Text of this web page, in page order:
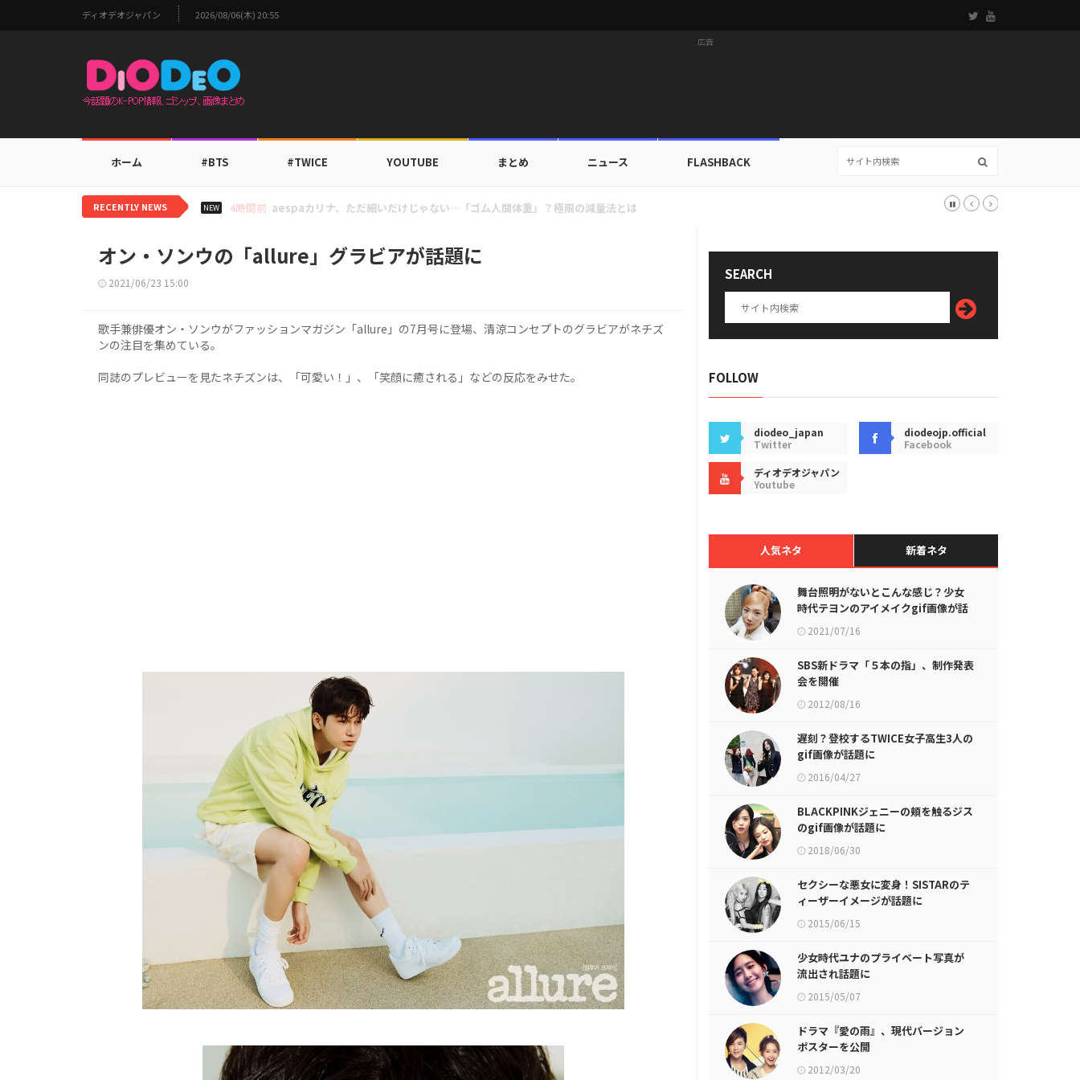
ディオデオジャパン 2026/08/06(木) 20:55
広告
ホーム #BTS #TWICE YOUTUBE まとめ ニュース FLASHBACK
RECENTLY NEWS NEW 6時間前 TWICEモモ、家族にワールドツアーの旅行費用全額サポート！22カ国・64都市以上
オン・ソンウの「allure」グラビアが話題に
2021/06/23 15:00
歌手兼俳優オン・ソンウがファッションマガジン「allure」の7月号に登場、清涼コンセプトのグラビアがネチズ
ンの注目を集めている。
同誌のプレビューを見たネチズンは、「可愛い！」、「笑顔に癒される」などの反応をみせた。
SEARCH
FOLLOW
diodeo_japan
Twitter
diodeojp.official
Facebook
ディオデオジャパン
Youtube
人気ネタ 新着ネタ
舞台照明がないとこんな感じ？少女
時代テヨンのアイメイクgif画像が話
題に2021/07/16
SBS新ドラマ「５本の指」、制作発表
会を開催
2012/08/16
遅刻？登校するTWICE女子高生3人の
gif画像が話題に
2016/04/27
BLACKPINKジェニーの頬を触るジス
のgif画像が話題に
2018/06/30
セクシーな悪女に変身！SISTARのテ
ィーザーイメージが話題に
2015/06/15
少女時代ユナのプライベート写真が
流出され話題に
2015/05/07
ドラマ『愛の雨』、現代バージョン
ポスターを公開
2012/03/20